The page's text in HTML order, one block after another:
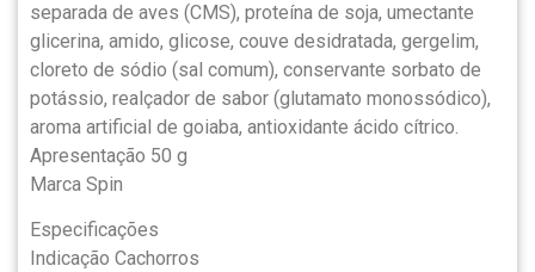
separada de aves (CMS), proteína de soja, umectante
glicerina, amido, glicose, couve desidratada, gergelim,
cloreto de sódio (sal comum), conservante sorbato de
potássio, realçador de sabor (glutamato monossódico),
aroma artificial de goiaba, antioxidante ácido cítrico.
Apresentação 50 g
Marca Spin
Especificações
Indicação Cachorros